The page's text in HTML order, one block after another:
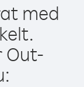
med
Out-